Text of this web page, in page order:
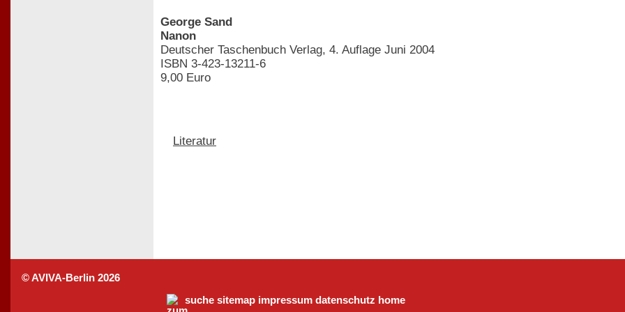
George Sand
Nanon
Deutscher Taschenbuch Verlag, 4. Auflage Juni 2004
ISBN 3-423-13211-6
9,00 Euro
Literatur
© AVIVA-Berlin 2026
suche sitemap impressum datenschutz home